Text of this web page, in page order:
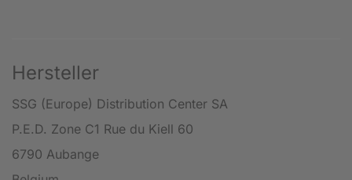
Hersteller
SSG (Europe) Distribution Center SA
P.E.D. Zone C1 Rue du Kiell 60
6790 Aubange